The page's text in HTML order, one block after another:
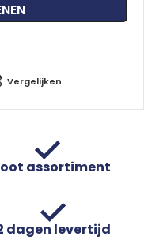
Vergelijken
assortiment
dagen levertijd